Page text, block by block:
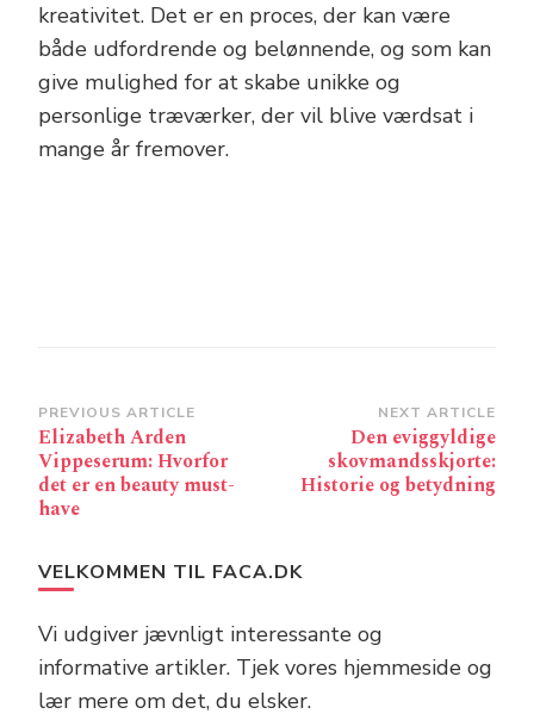
kreativitet. Det er en proces, der kan være
både udfordrende og belønnende, og som kan
give mulighed for at skabe unikke og
personlige træværker, der vil blive værdsat i
mange år fremover.
Post
Navigation
PREVIOUS ARTICLE
Elizabeth Arden
Vippeserum: Hvorfor
det er en beauty must-
have
NEXT ARTICLE
Den eviggyldige
skovmandsskjorte:
Historie og betydning
VELKOMMEN TIL FACA.DK
Vi udgiver jævnligt interessante og
informative artikler. Tjek vores hjemmeside og
lær mere om det, du elsker.